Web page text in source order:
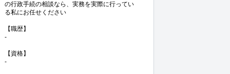
の行政手続の相談なら、実務を実際に行ってい
る私にお任せください
【職歴】
-
【資格】
-